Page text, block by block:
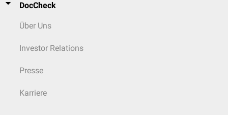
DocCheck
Über Uns
Investor Relations
Presse
Karriere